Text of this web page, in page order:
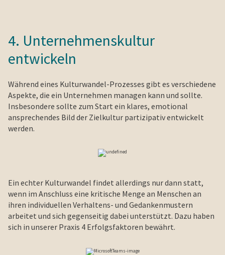
4. Unternehmenskultur
entwickeln
Während eines Kulturwandel-Prozesses gibt es verschiedene
Aspekte, die ein Unternehmen managen kann und sollte.
Insbesondere sollte zum Start ein klares, emotional
ansprechendes Bild der Zielkultur partizipativ entwickelt
werden.
Ein echter Kulturwandel findet allerdings nur dann statt,
wenn im Anschluss eine kritische Menge an Menschen an
ihren individuellen Verhaltens- und Gedankenmustern
arbeitet und sich gegenseitig dabei unterstützt. Dazu haben
sich in unserer Praxis 4 Erfolgsfaktoren bewährt.